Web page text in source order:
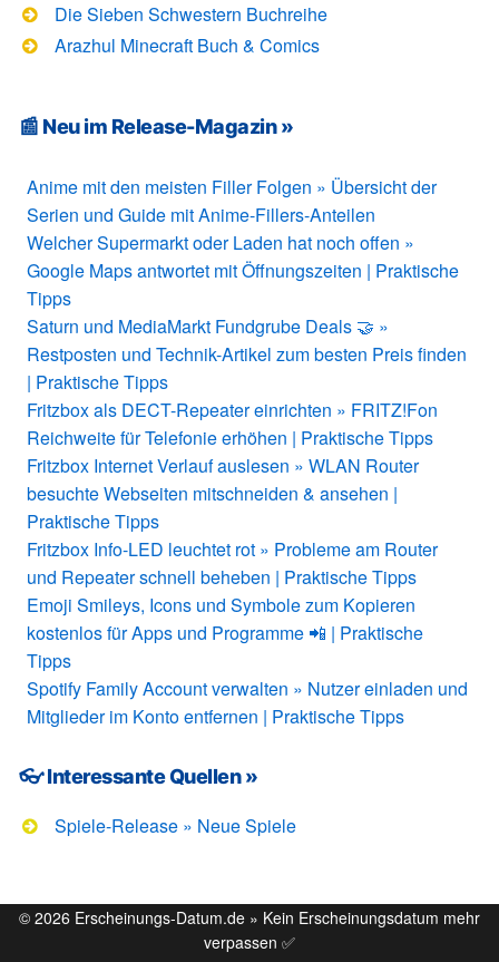
Die Sieben Schwestern Buchreihe
Arazhul Minecraft Buch & Comics
📰 Neu im Release-Magazin »
Anime mit den meisten Filler Folgen » Übersicht der
Serien und Guide mit Anime-Fillers-Anteilen
Welcher Supermarkt oder Laden hat noch offen »
Google Maps antwortet mit Öffnungszeiten | Praktische
Tipps
Saturn und MediaMarkt Fundgrube Deals 🤝 »
Restposten und Technik-Artikel zum besten Preis finden
| Praktische Tipps
Fritzbox als DECT-Repeater einrichten » FRITZ!Fon
Reichweite für Telefonie erhöhen | Praktische Tipps
Fritzbox Internet Verlauf auslesen » WLAN Router
besuchte Webseiten mitschneiden & ansehen |
Praktische Tipps
Fritzbox Info-LED leuchtet rot » Probleme am Router
und Repeater schnell beheben | Praktische Tipps
Emoji Smileys, Icons und Symbole zum Kopieren
kostenlos für Apps und Programme 📲 | Praktische
Tipps
Spotify Family Account verwalten » Nutzer einladen und
Mitglieder im Konto entfernen | Praktische Tipps
👓 Interessante Quellen »
Spiele-Release » Neue Spiele
© 2026 Erscheinungs-Datum.de » Kein Erscheinungsdatum mehr
verpassen ✅